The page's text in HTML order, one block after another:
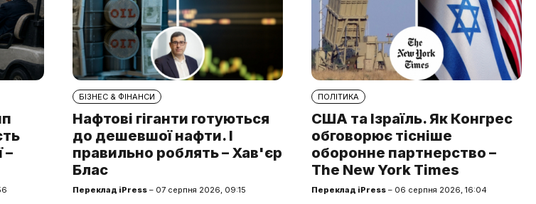
–
БІЗНЕС & ФІНАНСИ
Нафтові гіганти готуються
до дешевшої нафти. І
правильно роблять – Хав'єр
Блас
Переклад iPress – 07 серпня 2026, 09:15
ПОЛІТИКА
США та Ізраїль. Як Конгрес
обговорює тісніше
оборонне партнерство –
The New York Times
Переклад iPress – 06 серпня 2026, 16:04